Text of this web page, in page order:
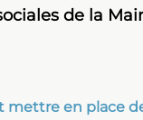
de la
mettre en place